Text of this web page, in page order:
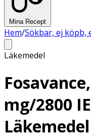
Mina Recept
Hem/Sökbar, ej köpb,
Läkemedel
mg/2800